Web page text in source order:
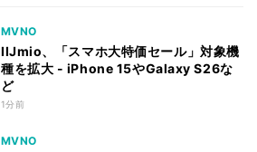
MVNO
IIJmio、「スマホ大特価セール」対象機
種を拡大 - iPhone 15やGalaxy S26な
ど
1分前
MVNO